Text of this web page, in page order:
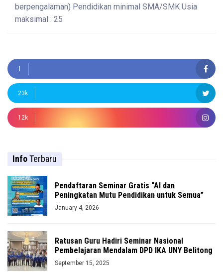
berpengalaman) Pendidikan minimal SMA/SMK Usia
maksimal : 25
1
23k
12k
InfoTerbaru
Pendaftaran Seminar Gratis “AI dan
Peningkatan Mutu Pendidikan untuk Semua”
January 4, 2026
Ratusan Guru Hadiri Seminar Nasional
Pembelajaran Mendalam DPD IKA UNY Belitong
September 15, 2025